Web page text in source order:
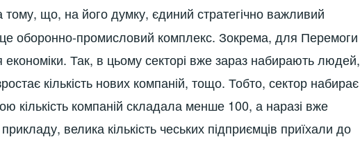
тому, що, на його думку, єдиний стратегічно важливий
це оборонно-промисловий комплекс. Зокрема, для Перемоги
економіки. Так, в цьому секторі вже зараз набирають людей,
кількість нових компаній, тощо. Тобто, сектор набирає
кількість компаній складала менше 100, а наразі вже
велика кількість чеських підприємців приїхали до